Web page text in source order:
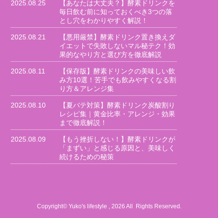
2025.08.25
【あなたは大丈夫？】酵素ドリンクを
毎日飲む前に知っておくべき3つの落
とし穴をわかりやすく解説！
2025.08.21
【悪用厳禁】酵素ドリンク置き換えダ
イエットで失敗しないマル秘テク！効
果的なやり方と選び方を徹底解説
2025.08.11
【保存版】酵素ドリンクの美味しい飲
み方10選！苦手でも飲みやすくなる割
り方＆アレンジ集
2025.08.10
【夏バテ対策】酵素ドリンク炭酸割り
レシピ集｜黄金比率・アレンジ・効果
まで徹底解説！
2025.08.09
【もう挫折しない！】酵素ドリンクが
「まずい」と感じる原因と、美味しく
続けるための秘策
Copyright© Yuko's lifestyle , 2026 All Rights Reserved.